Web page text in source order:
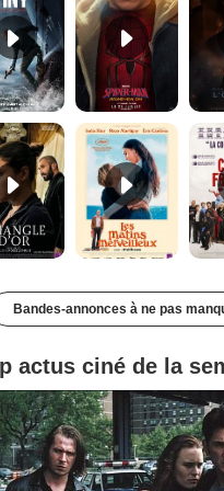
Le Triangle d'or Bande-annonce VF
Bandes-annonces à ne pas
actus ciné de la